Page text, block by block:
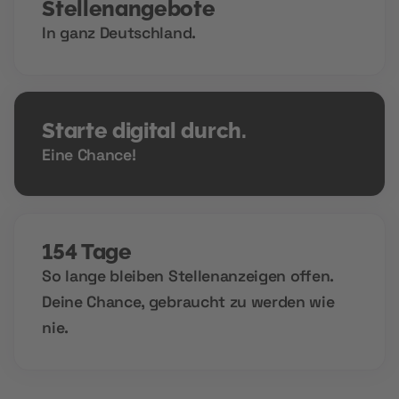
Stellenangebote
In ganz Deutschland.
Starte digital durch.
Eine Chance!
154 Tage
So lange bleiben Stellenanzeigen offen.
Deine Chance, gebraucht zu werden wie
nie.